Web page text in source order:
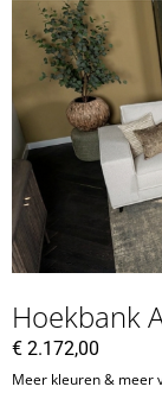
Hoekbank
€ 2.172,00
Meer kleuren & meer